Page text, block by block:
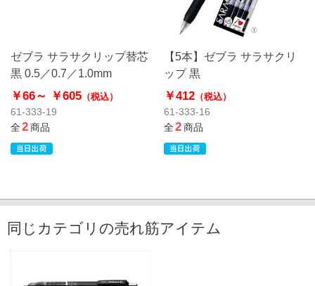
ゼブラ サラサクリップ替芯
黒 0.5／0.7／1.0mm
￥66～ ￥605 （税込）
61-333-19
全2商品
【5本】ゼブラ サラサクリ
ップ 黒
￥412（税込）
61-333-16
全2商品
同じカテゴリの売れ筋アイテム